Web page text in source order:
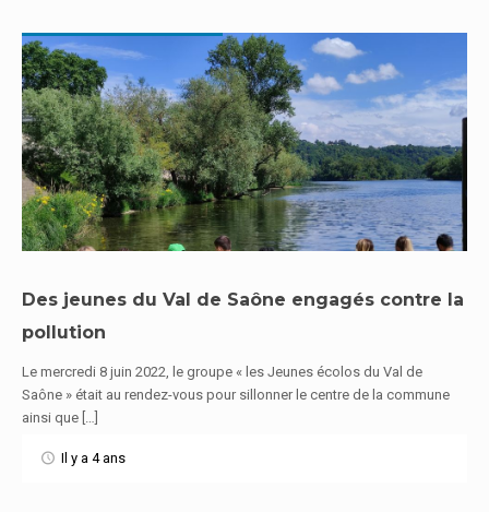
Des jeunes du Val de Saône engagés contre la
pollution
Le mercredi 8 juin 2022, le groupe « les Jeunes écolos du Val de
Saône » était au rendez-vous pour sillonner le centre de la commune
ainsi que […]
Il y a 4 ans